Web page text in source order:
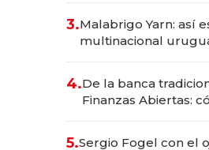
anticipación y
3.Malabrigo Yarn: así
multinacional
4.De la banca
Finanzas Abiertas:
5.Sergio Fogel con el